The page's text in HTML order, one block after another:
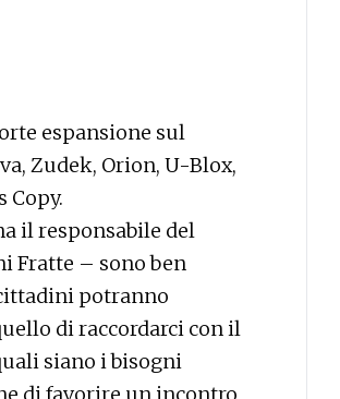
espansione sul
Zudek, Orion, U-Blox,
Copy.
il responsabile del
Fratte – sono ben
potranno
di raccordarci con il
siano i bisogni